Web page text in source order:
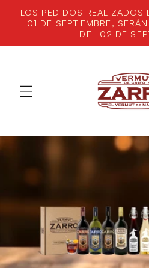
directamente
al contenido
LOS PEDIDOS REALIZADOS
01 DE SEPTIEMBRE,
DEL 02 DE